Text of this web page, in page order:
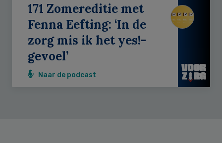
171 Zomereditie met
Fenna Eefting: ‘In de
zorg mis ik het yes!-
gevoel’
Naar de podcast